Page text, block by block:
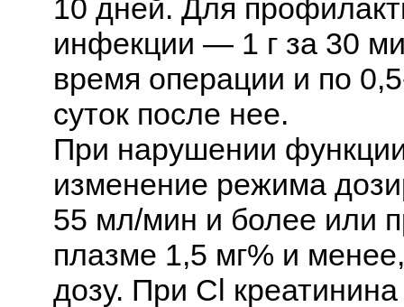
10 дней. Для
инфекции — 1 г за 30
время операции и по
суток после нее.
При нарушении
изменение режима
55 мл/мин и более или
плазме 1,5 мг% и
дозу. При Cl